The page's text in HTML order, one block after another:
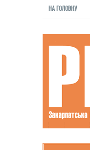
НА ГОЛОВНУ